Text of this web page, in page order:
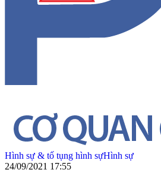
Hình sự & tố tụng hình sựHình sự
24/09/2021 17:55